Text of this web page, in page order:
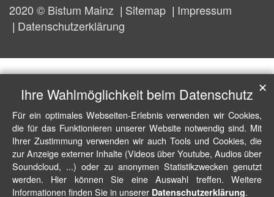
2020 © Bistum Mainz Sitemap
Impressum
Datenschutzerklärung
Ihre Wahlmöglichkeit beim Datenschutz
Für ein optimales Webseiten-Erlebnis verwenden wir Cookies,
die für das Funktionieren unserer Website notwendig sind. Mit
Ihrer Zustimmung verwenden wir auch Tools und Cookies, die
zur Anzeige externer Inhalte (Videos über Youtube, Audios über
Soundcloud, ...) oder zu anonymen Statistikzwecken genutzt
werden. Hier können Sie eine Auswahl treffen. Weitere
Informationen finden Sie in unserer Datenschutzerklärung.
✕